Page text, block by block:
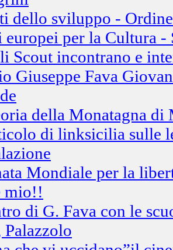
dello sviluppo -
europei per la Cultura
Scout incontrano e
Giuseppe Fava
della Monatagna di
di linksicilia sulle
Mondiale per la
mio!!
di G. Fava con le
Palazzolo